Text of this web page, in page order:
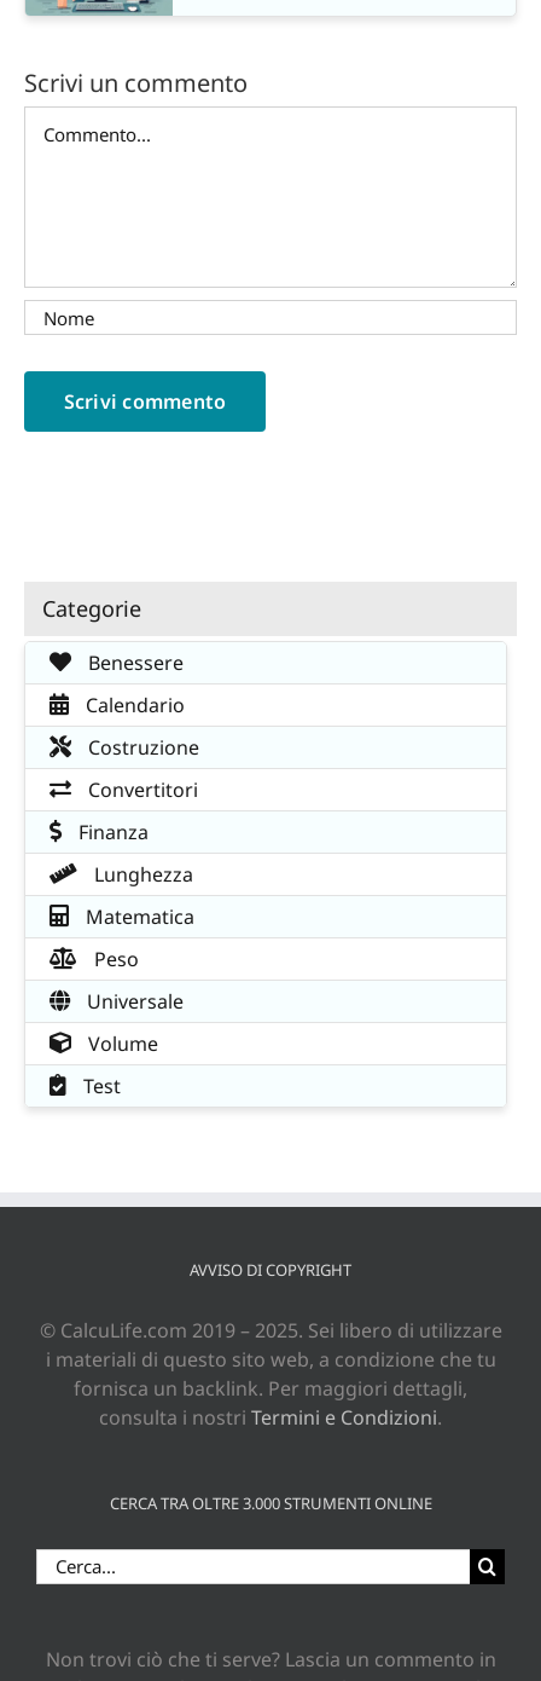
Scrivi un commento
Categorie
Benessere
Calendario
Costruzione
Convertitori
Finanza
Lunghezza
Matematica
Peso
Universale
Volume
Test
AVVISO DI COPYRIGHT
© CalcuLife.com 2019 – 2025. Sei libero di utilizzare
i materiali di questo sito web, a condizione che tu
fornisca un backlink. Per maggiori dettagli,
consulta i nostri Termini e Condizioni.
CERCA TRA OLTRE 3.000 STRUMENTI ONLINE
Cerca
per:
Non trovi ciò che ti serve? Lascia un commento in